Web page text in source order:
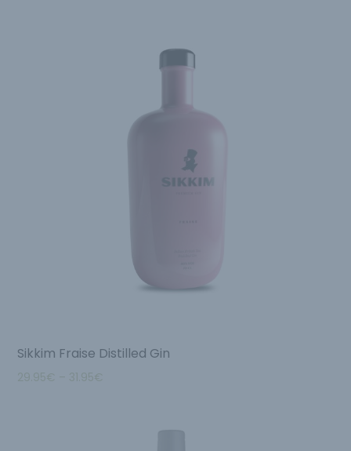
Sikkim Fraise Distilled Gin
29.95€ – 31.95€